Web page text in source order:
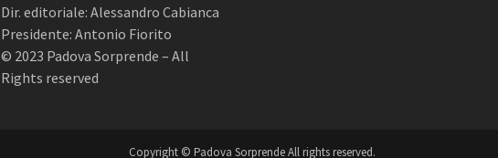
Dir. editoriale: Alessandro Cabianca
Presidente: Antonio Fiorito
© 2023 Padova Sorprende – All
Rights reserved
Copyright © Padova Sorprende All rights reserved.